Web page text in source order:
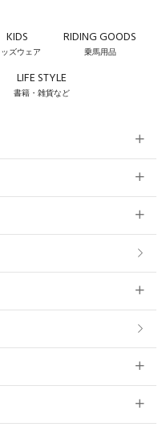
KIDS
ッズウェア
RIDING GOODS
乗馬用品
LIFE STYLE
書籍・雑貨など
ップ